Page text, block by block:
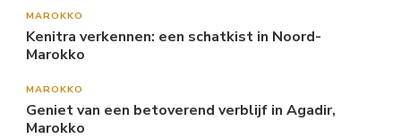
MAROKKO
Kenitra verkennen: een schatkist in Noord-
Marokko
MAROKKO
Geniet van een betoverend verblijf in Agadir,
Marokko